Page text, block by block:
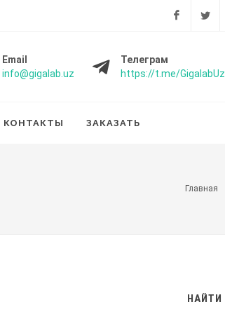
Email
info@gigalab.uz
Телеграм
https://t.me/GigalabUz
КОНТАКТЫ ЗАКАЗАТЬ
Главная
НАЙТИ